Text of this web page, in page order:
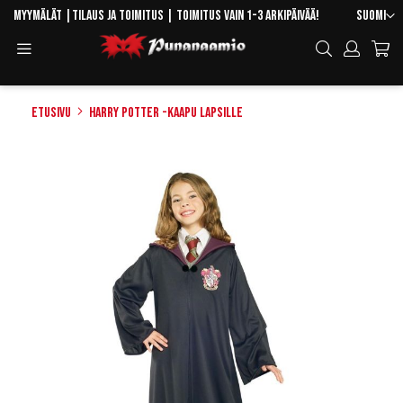
Skip
Content
Kieli
Suomi
Myymälät Tilaus ja toimitus | Toimitus vain 1-3 arkipäivää!
Hae
Etusivu Harry Potter -kaapu lapsille